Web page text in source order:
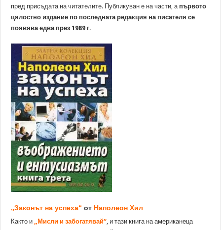
пред присъдата на читателите. Публикуван е на части, а първото
цялостно издание по последната редакция на писателя се
появява едва през 1989 г.
„Законът на успеха“ от Наполеон Хил
Както и „Мисли и забогатявай“, и тази книга на американеца